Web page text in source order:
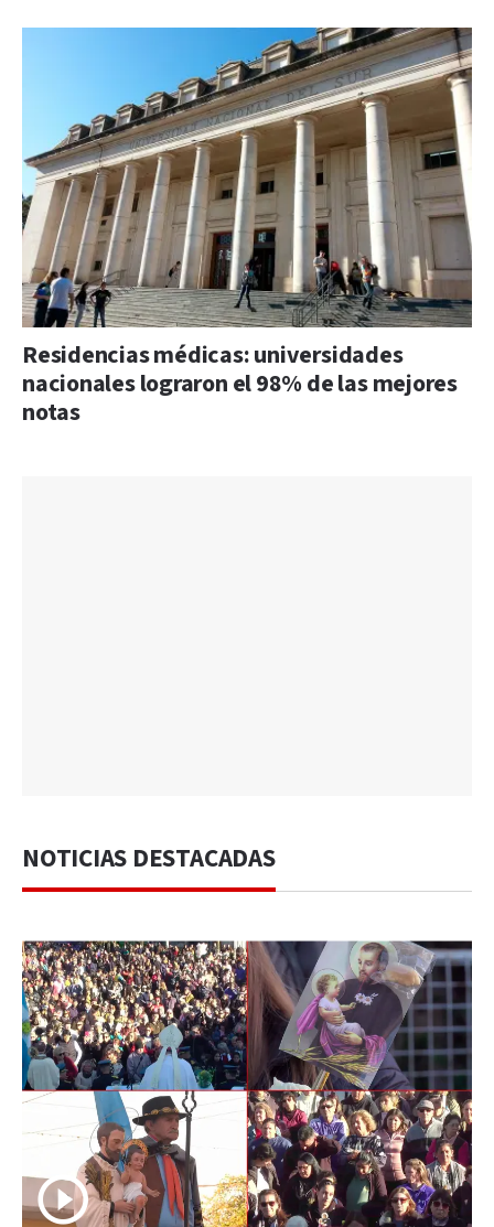
Residencias médicas: universidades
nacionales lograron el 98% de las mejores
notas
NOTICIAS DESTACADAS